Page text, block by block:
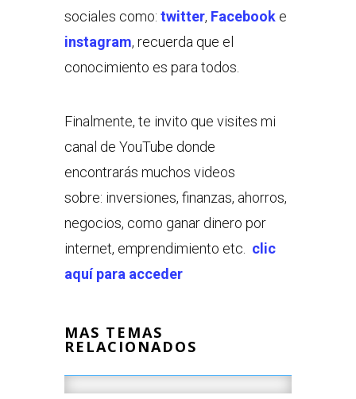
sociales como: twitter, Facebook e
instagram, recuerda que el
conocimiento es para todos.
Finalmente, te invito que visites mi
canal de YouTube donde
encontrarás muchos videos
sobre: inversiones, finanzas, ahorros,
negocios, como ganar dinero por
internet, emprendimiento etc.
clic
aquí para acceder
MAS TEMAS
RELACIONADOS